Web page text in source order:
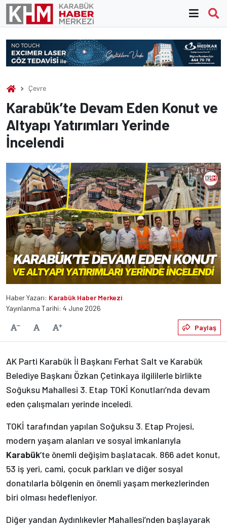
Skip
content
Çevre
Karabük’te Devam Eden Konut ve
Altyapı Yatırımları Yerinde
İncelendi
Haber Yazarı: Karabük Haber Merkezi
Yayınlanma Tarihi: 4 June 2026
Yazıyı KüçültVarsayılanYazıyı Büyüt Paylaş
AK Parti Karabük İl Başkanı Ferhat Salt ve Karabük
Belediye Başkanı Özkan Çetinkaya ilgililerle birlikte
Soğuksu Mahallesi 3. Etap TOKİ Konutları’nda devam
eden çalışmaları yerinde inceledi.
TOKİ tarafından yapılan Soğuksu 3. Etap Projesi,
modern yaşam alanları ve sosyal imkanlarıyla
Karabük‘te önemli değişim başlatacak. 866 adet konut,
53 iş yeri, cami, çocuk parkları ve diğer sosyal
donatılarla bölgenin en önemli yaşam merkezlerinden
biri olması hedefleniyor.
Diğer yandan Aydınlıkevler Mahallesi’nden başlayarak